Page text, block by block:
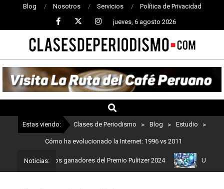
Blog Nosotros Servicios Política de Privacidad
jueves, 6 agosto 2026
CLASES
DE
PERIODISMO
Estas viendo: Clases de Periodismo > Blog > Estudio >
Cómo ha evolucionado la Internet: 1996 vs 2011
Noticias:
son los ganadores del Premio Pulitzer 2024 Usuarios de